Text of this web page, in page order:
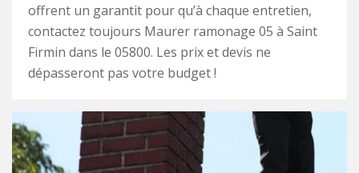
offrent un garantit pour qu’à chaque entretien,
contactez toujours Maurer ramonage 05 à Saint
Firmin dans le 05800. Les prix et devis ne
dépasseront pas votre budget !